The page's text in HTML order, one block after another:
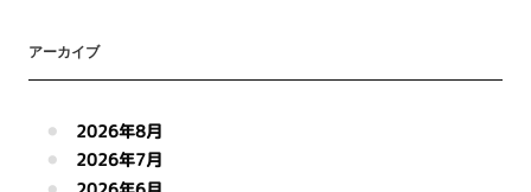
アーカイブ
2026年8月
2026年7月